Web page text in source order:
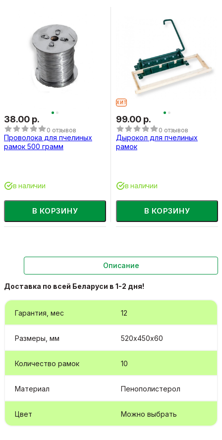
38.00 р.
0 отзывов
Проволока для пчелиных
рамок 500 грамм
В КОРЗИНУ
в наличии
ХИТ
99.00 р.
0 отзывов
Дырокол для пчелиных
рамок
В КОРЗИНУ
в наличии
Описание
Доставка по всей Беларуси в 1-2 дня!
Гарантия, мес 12
Размеры, мм 520х450х60
Количество рамок 10
Материал Пенополистерол
Цвет Можно выбрать